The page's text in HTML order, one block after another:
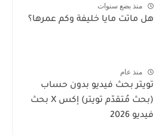
منذ بضع سنوات
هل ماتت مايا خليفة وكم عمرها؟
منذ عام
تويتر بحث فيديو بدون حساب
(بحث مُتقدّم تويتر) إكس X بحث
فيديو 2026